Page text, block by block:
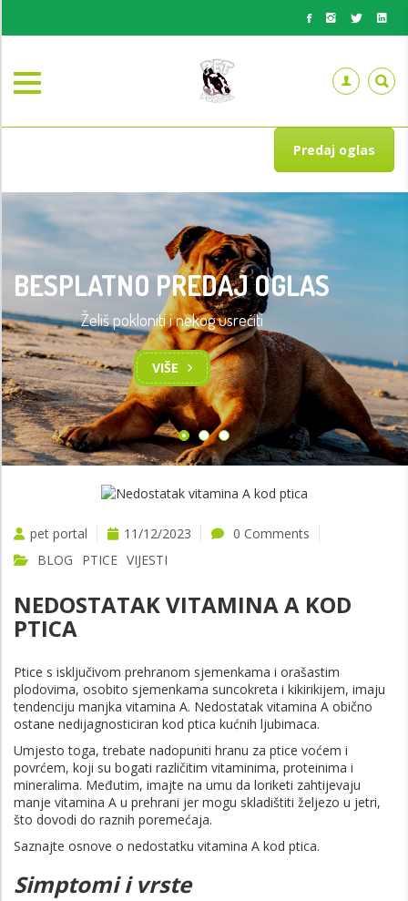
Predaj oglas
BESPLATNO PREDAJ OGLAS
Želiš pokloniti i nekog usrećiti
VIŠE
pet portal 11/12/2023
0 Comments
BLOG
PTICE VIJESTI
NEDOSTATAK VITAMINA A KOD
PTICA
Ptice s isključivom prehranom sjemenkama i orašastim
plodovima, osobito sjemenkama suncokreta i kikirikijem, imaju
tendenciju manjka vitamina A. Nedostatak vitamina A obično
ostane nedijagnosticiran kod ptica kućnih ljubimaca.
Umjesto toga, trebate nadopuniti hranu za ptice voćem i
povrćem, koji su bogati različitim vitaminima, proteinima i
mineralima. Međutim, imajte na umu da loriketi zahtijevaju
manje vitamina A u prehrani jer mogu skladištiti željezo u jetri,
što dovodi do raznih poremećaja.
Saznajte osnove o nedostatku vitamina A kod ptica.
Simptomi i vrste